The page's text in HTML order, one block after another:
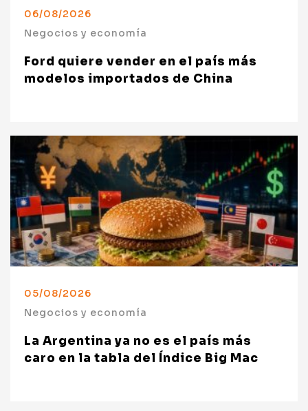
06/08/2026
Negocios y economía
Ford quiere vender en el país más
modelos importados de China
05/08/2026
Negocios y economía
La Argentina ya no es el país más
caro en la tabla del Índice Big Mac